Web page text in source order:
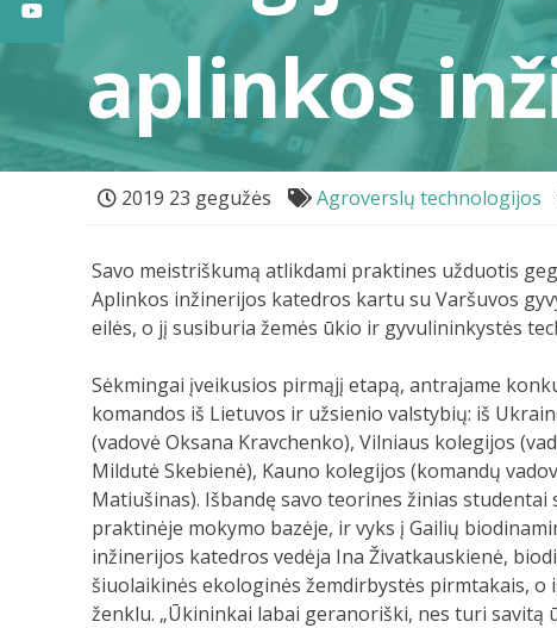
aplinkos
2019 23 gegužės Agroverslų technologijos
Savo meistriškumą atlikdami praktines užduotis
Aplinkos inžinerijos katedros kartu su Varšuvos
eilės, o jį susiburia žemės ūkio ir gyvulininkystės
Sėkmingai įveikusios pirmąjį etapą, antrajame
komandos iš Lietuvos ir užsienio valstybių: iš
(vadovė Oksana Kravchenko), Vilniaus kolegijos
Mildutė Skebienė), Kauno kolegijos (komandų
Matiušinas). Išbandę savo teorines žinias
praktinėje mokymo bazėje, ir vyks į Gailių
inžinerijos katedros vedėja Ina Živatkauskienė,
šiuolaikinės ekologinės žemdirbystės pirmtakais, o
ženklu. „Ūkininkai labai geranoriški, nes turi